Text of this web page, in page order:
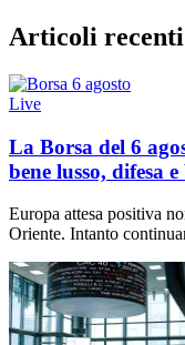
Articoli recenti
Live
La Borsa del 6
bene lusso, difesa
Europa attesa positiva
Oriente. Intanto